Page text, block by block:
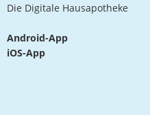
Die Digitale Hausapotheke
Android-App
iOS-App